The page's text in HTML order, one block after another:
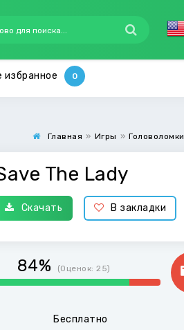
избранное
Главная » Игры » Головоломки
The Lady
Скачать В закладки
84% (Оценок: 25)
Бесплатно